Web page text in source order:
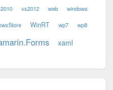
vs2012 web windows
WinRT wp7 wp8
xaml